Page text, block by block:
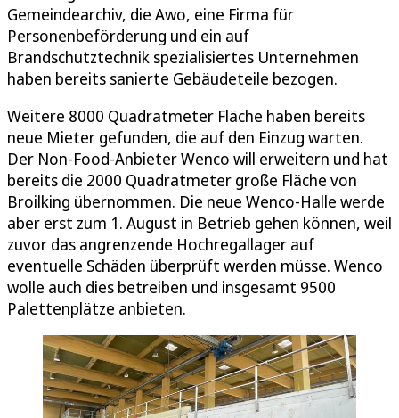
Gemeindearchiv, die Awo, eine Firma für
Personenbeförderung und ein auf
Brandschutztechnik spezialisiertes Unternehmen
haben bereits sanierte Gebäudeteile bezogen.
Weitere 8000 Quadratmeter Fläche haben bereits
neue Mieter gefunden, die auf den Einzug warten.
Der Non-Food-Anbieter Wenco will erweitern und hat
bereits die 2000 Quadratmeter große Fläche von
Broilking übernommen. Die neue Wenco-Halle werde
aber erst zum 1. August in Betrieb gehen können, weil
zuvor das angrenzende Hochregallager auf
eventuelle Schäden überprüft werden müsse. Wenco
wolle auch dies betreiben und insgesamt 9500
Palettenplätze anbieten.